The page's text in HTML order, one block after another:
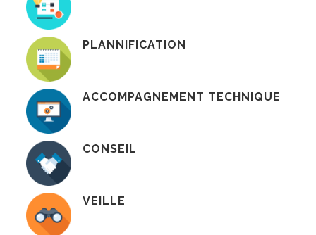
PLANNIFICATION
ACCOMPAGNEMENT TECHNIQUE
CONSEIL
VEILLE